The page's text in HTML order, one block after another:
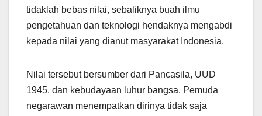
tidaklah bebas nilai, sebaliknya buah ilmu
pengetahuan dan teknologi hendaknya mengabdi
kepada nilai yang dianut masyarakat Indonesia.
Nilai tersebut bersumber dari Pancasila, UUD
1945, dan kebudayaan luhur bangsa. Pemuda
negarawan menempatkan dirinya tidak saja